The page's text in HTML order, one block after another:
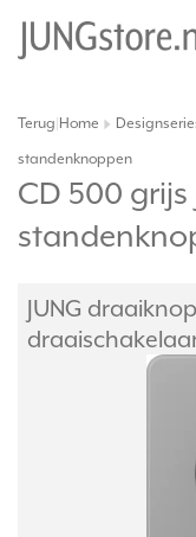
Terug Home
standenknoppen
CD 500
JUNG
draaischakelaar